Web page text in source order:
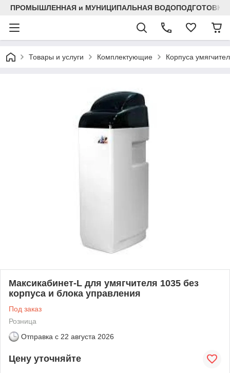
ПРОМЫШЛЕННАЯ и МУНИЦИПАЛЬНАЯ ВОДОПОДГОТОВКА
Товары и услуги Комплектующие Корпуса
Максикабинет-L для умягчителя 1035 без
корпуса и блока управления
Под заказ
Розница
Отправка с 22 августа 2026
Цену уточняйте